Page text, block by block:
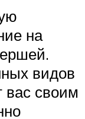
на
видов
своим